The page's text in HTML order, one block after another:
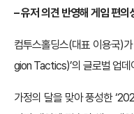
–유저 의견 반영해 게임 편의
컴투스홀딩스(대표 이용국)
gion Tactics)’의 글로벌 업
가정의 달을 맞아 풍성한